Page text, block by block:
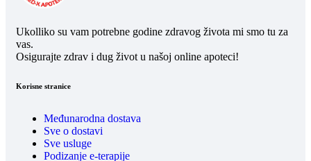
Ukolliko su vam potrebne godine zdravog života mi smo tu za
vas.
Osigurajte zdrav i dug život u našoj online apoteci!
Korisne stranice
Međunarodna dostava
Sve o dostavi
Sve usluge
Podizanje e-terapije